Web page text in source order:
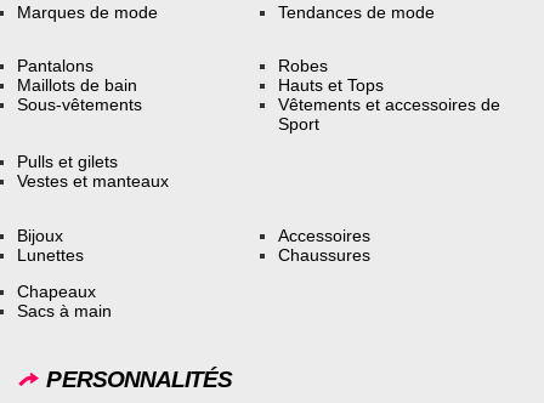
Marques de mode Tendances de mode
Pantalons
Maillots de bain
Sous-vêtements
Robes
Hauts et Tops
Vêtements et accessoires de
Sport
Pulls et gilets
Vestes et manteaux
Bijoux
Lunettes
Accessoires
Chaussures
Chapeaux
Sacs à main
PERSONNALITÉS